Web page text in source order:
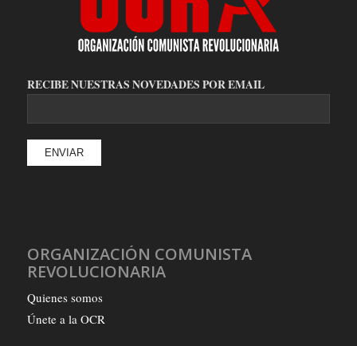
RECIBE NUESTRAS NOVEDADES POR EMAIL
ORGANIZACIÓN COMUNISTA
REVOLUCIONARIA
Quienes somos
Únete a la OCR